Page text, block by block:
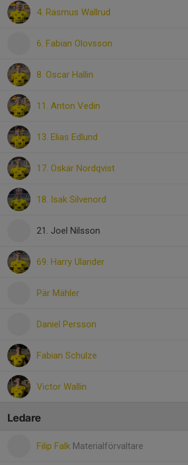
4. Rasmus Wallrud
6. Fabian Olovsson
8. Oscar Hallin
11. Anton Vedin
13. Elias Edlund
17. Oskar Nordqvist
18. Isak Silvenord
21. Joel Nilsson
69. Harry Ulander
Pär Mähler
Daniel Persson
Fabian Schulze
Victor Wallin
Ledare
Filip Falk Materialförvaltare